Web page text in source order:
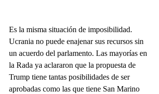
Es la misma situación de imposibilidad.
Ucrania no puede enajenar sus recursos sin
un acuerdo del parlamento. Las mayorías en
la Rada ya aclararon que la propuesta de
Trump tiene tantas posibilidades de ser
aprobadas como las que tiene San Marino